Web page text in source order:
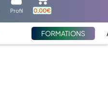
Profil 0,00€
FORMATIONS